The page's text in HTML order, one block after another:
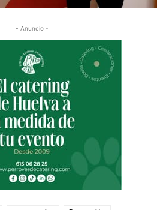
- Anuncio -